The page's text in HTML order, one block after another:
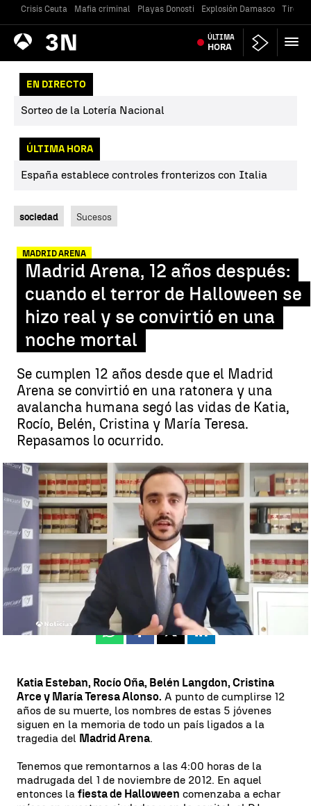
Crisis Ceuta Mafia criminal Playas Donosti Explosión Damasco Tiroteo
Antena
3 Noticias ÚLTIMA
HORA
EN DIRECTO
Sorteo de la Lotería Nacional
ÚLTIMA HORA
España establece controles fronterizos con Italia
sociedad Sucesos
MADRID ARENA
Madrid Arena, 12 años después:
cuando el terror de Halloween se
hizo real y se convirtió en una
noche mortal
Se cumplen 12 años desde que el Madrid
Arena se convirtió en una ratonera y una
avalancha humana segó las vidas de Katia,
Rocío, Belén, Cristina y María Teresa.
Repasamos lo ocurrido.
Entrevista a Gonzalo León, letrado senior de Vilches Abogados
Miriam Vázquez
Publicado:
24 de octubre de 2024, 16:30
WhatsappFacebook
X Linkedin
Katia Esteban, Rocío Oña, Belén Langdon, Cristina
Arce y María Teresa Alonso. A punto de cumplirse 12
años de su muerte, los nombres de estas 5 jóvenes
siguen en la memoria de todo un país ligados a la
tragedia del Madrid Arena.
Tenemos que remontarnos a las 4:00 horas de la
madrugada del 1 de noviembre de 2012. En aquel
entonces la fiesta de Halloween comenzaba a echar